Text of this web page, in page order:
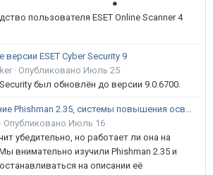
пользователя ESET Online Scanner 4
версии ESET Cyber Security 9
· Опубликовано Июль 25
Security был обновлён до версии 9.0.6700.
Тестирование Phishman 2.35, системы повышения осведомлённости пользователей в сфере ИБ
Опубликовано Июль 16
убедительно, но работает ли она на
внимательно изучили Phishman 2.35 и
на описании её